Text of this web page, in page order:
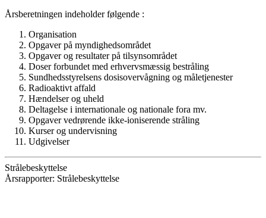
Årsberetningen indeholder følgende :
Organisation
Opgaver på myndighedsområdet
Opgaver og resultater på tilsynsområdet
Doser forbundet med erhvervsmæssig bestråling
Sundhedsstyrelsens dosisovervågning og måletjenester
Radioaktivt affald
Hændelser og uheld
Deltagelse i internationale og nationale fora mv.
Opgaver vedrørende ikke-ioniserende stråling
Kurser og undervisning
Udgivelser
Strålebeskyttelse
Årsrapporter: Strålebeskyttelse